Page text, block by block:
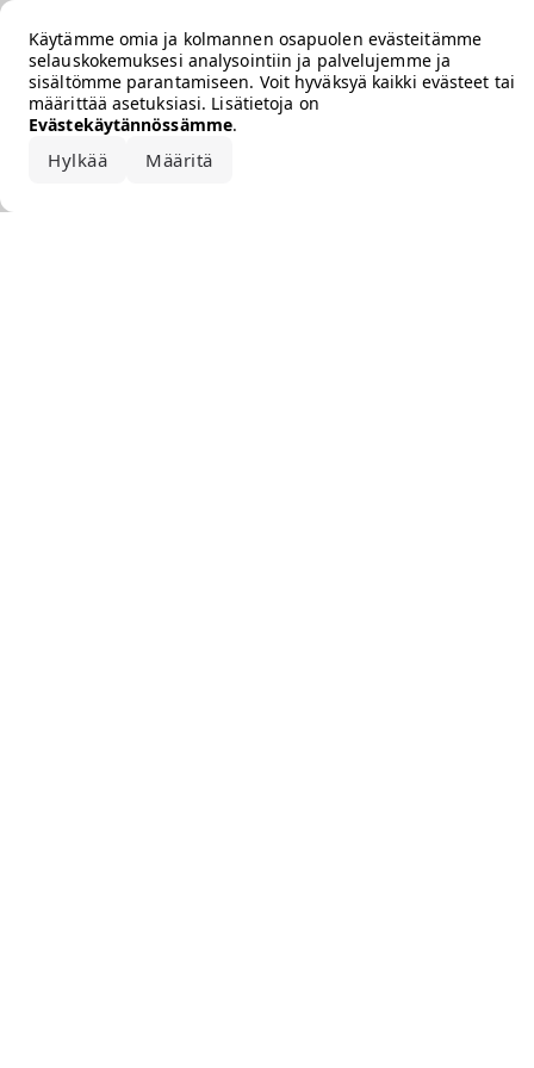
Käytämme omia ja kolmannen osapuolen evästeitämme
selauskokemuksesi analysointiin ja palvelujemme ja
sisältömme parantamiseen. Voit hyväksyä kaikki evästeet tai
määrittää asetuksiasi. Lisätietoja on
Evästekäytännössämme.
Hylkää Määritä
Error loading the brand